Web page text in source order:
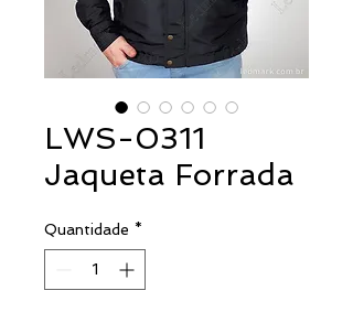
LWS-0311
Jaqueta Forrada
Quantidade *